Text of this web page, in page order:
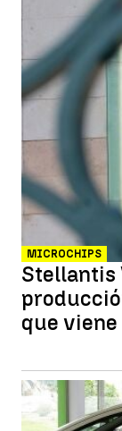
MICROCHIPS
Stellantis
que